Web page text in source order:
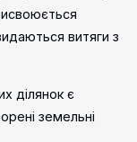
витяги з
ділянок є
земельні